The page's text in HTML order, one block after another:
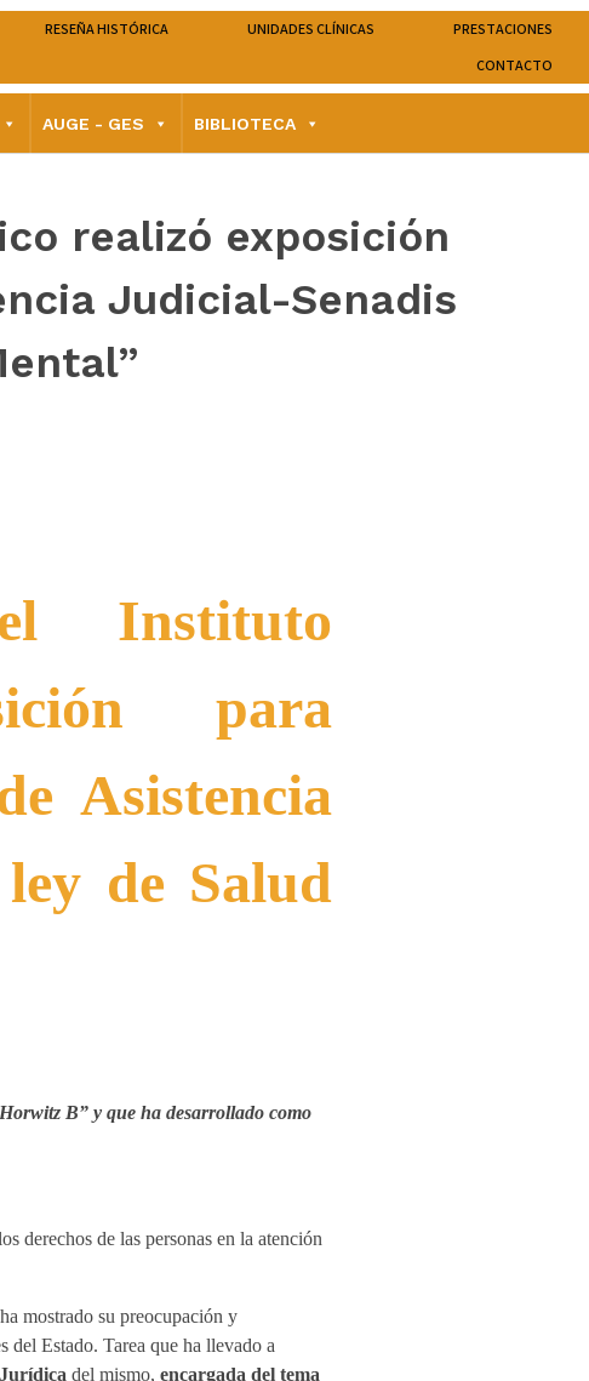
RESEÑA HISTÓRICA UNIDADES CLÍNICAS
PRESTACIONES
CONTACTO
AUGE - GES BIBLIOTECA
realizó exposición
Judicial-Senadis
Instituto
para
Asistencia
de Salud
B” y que ha desarrollado como
derechos de las personas en la atención
mostrado su preocupación y
del Estado. Tarea que ha llevado a
del mismo, encargada del tema